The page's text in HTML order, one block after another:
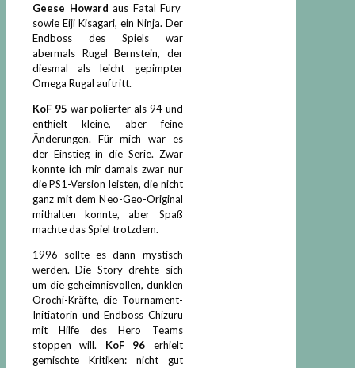
Geese Howard aus Fatal Fury
sowie Eiji Kisagari, ein Ninja. Der
Endboss des Spiels war
abermals Rugel Bernstein, der
diesmal als leicht gepimpter
Omega Rugal auftritt.
KoF 95 war polierter als 94 und
enthielt kleine, aber feine
Änderungen. Für mich war es
der Einstieg in die Serie. Zwar
konnte ich mir damals zwar nur
die PS1-Version leisten, die nicht
ganz mit dem Neo-Geo-Original
mithalten konnte, aber Spaß
machte das Spiel trotzdem.
1996 sollte es dann mystisch
werden. Die Story drehte sich
um die geheimnisvollen, dunklen
Orochi-Kräfte, die Tournament-
Initiatorin und Endboss Chizuru
mit Hilfe des Hero Teams
stoppen will. KoF 96 erhielt
gemischte Kritiken: nicht gut